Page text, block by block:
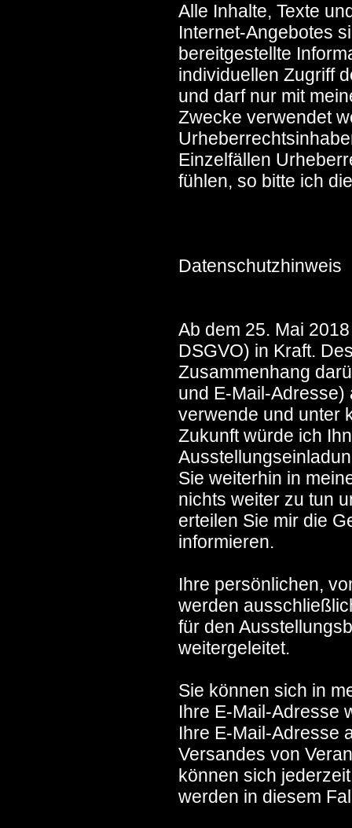
Alle Inhalte, Texte
Internet-Angebotes
bereitgestellte
individuellen Zugriff
und darf nur mit
Zwecke verwendet
Einzelfällen
fühlen, so bitte ich
Datenschutzhinweis
Ab dem 25. Mai
DSGVO) in Kraft.
Zusammenhang
und E-Mail-
verwende und unter
Zukunft würde ich
Sie weiterhin in
nichts weiter zu tun
erteilen Sie mir die
informieren.
Ihre persönlichen,
werden
für den
weitergeleitet.
Sie können sich in
Ihre E-Mail-Adresse
Ihre E-Mail-Adresse
Versandes von
können sich
werden in diesem